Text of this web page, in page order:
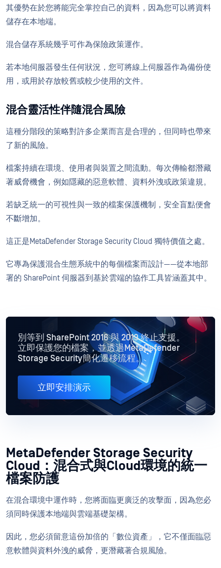
其優勢在於您將能完全掌控自己的資料，因為您可以將資料
儲存在本地端。
混合儲存系統幾乎可作為保險政策運作。
若本地伺服器發生任何狀況，您可將線上伺服器作為備份使
用，或用於存放較舊或較少使用的文件。
混合靈活性伴隨混合風險
這種分階段的策略對許多企業而言是合理的，但同時也帶來
了新的風險。
檔案持續在環境、使用者與裝置之間流動。每次傳輸都潛藏
著威脅機會，例如隱藏的惡意軟體、資料外洩或政策違規。
若缺乏統一的可視性與一致的檔案保護機制，安全盲點便會
不斷增加。
這正是MetaDefender Storage Security Cloud 獨特價值之處。
它專為保護混合生態系統中的每個檔案而設計——從本地部
署的 SharePoint 伺服器到基於雲端的協作工具皆涵蓋其中。
別等到 SharePoint 2016 與 2019 終止支援。
立即保護您的檔案，並透過MetaDefender
Storage Security簡化遷移流程。
立即安排演示
MetaDefender Storage Security
Cloud：混合式與Cloud環境的統一
檔案防護
在混合環境中運作時，您將面臨更廣泛的攻擊面，因為您必
須同時保護本地端與雲端基礎架構。
因此，您必須留意這份加倍的「數位資產」，它不僅面臨惡
意軟體與資料外洩的威脅，更潛藏著合規風險。